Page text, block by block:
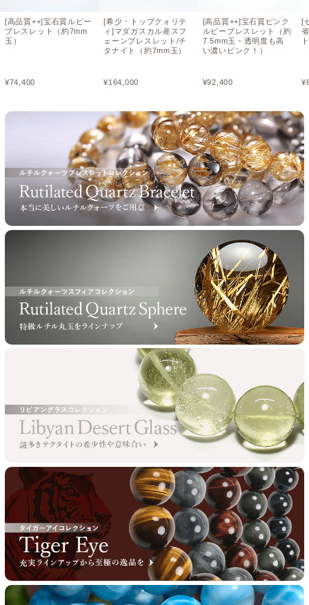
[高品質++]宝石質ルビー
ブレスレット（約7mm
玉）
¥74,400
[希少・トップクォリテ
ィ]マダガスカル産スフ
ェーンブレスレット/チ
タナイト（約7mm玉）
¥164,000
[高品質++]宝石質ピンク
ルビーブレスレット（約
7.5mm玉・透明度も高
い濃いピンク！）
¥92,400
[
¥